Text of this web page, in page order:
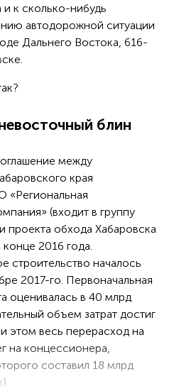
и к сколько-нибудь
автодорожной ситуации
Дальнего Востока, 616-
блин
между
края
«Региональная
(входит в группу
проекта обхода Хабаровска
2016 года.
строительство началось
2017-го. Первоначальная
оценивалась в 40 млрд
объем затрат достиг
этом весь перерасход на
на концессионера,
составил 18 млрд